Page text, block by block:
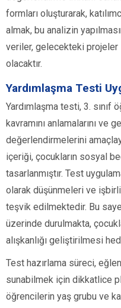
formları oluşturarak,
almak, bu analizin
veriler, gelecekteki
olacaktır.
Yardımlaşma Testi
Yardımlaşma testi, 3. sınıf
kavramını anlamalarını ve
değerlendirmelerini
içeriği, çocukların sosyal
tasarlanmıştır. Test
olarak düşünmeleri ve
teşvik edilmektedir. Bu
üzerinde durulmakta,
alışkanlığı geliştirilmesi
Test hazırlama süreci,
sunabilmek için dikkatlice
öğrencilerin yaş grubu ve